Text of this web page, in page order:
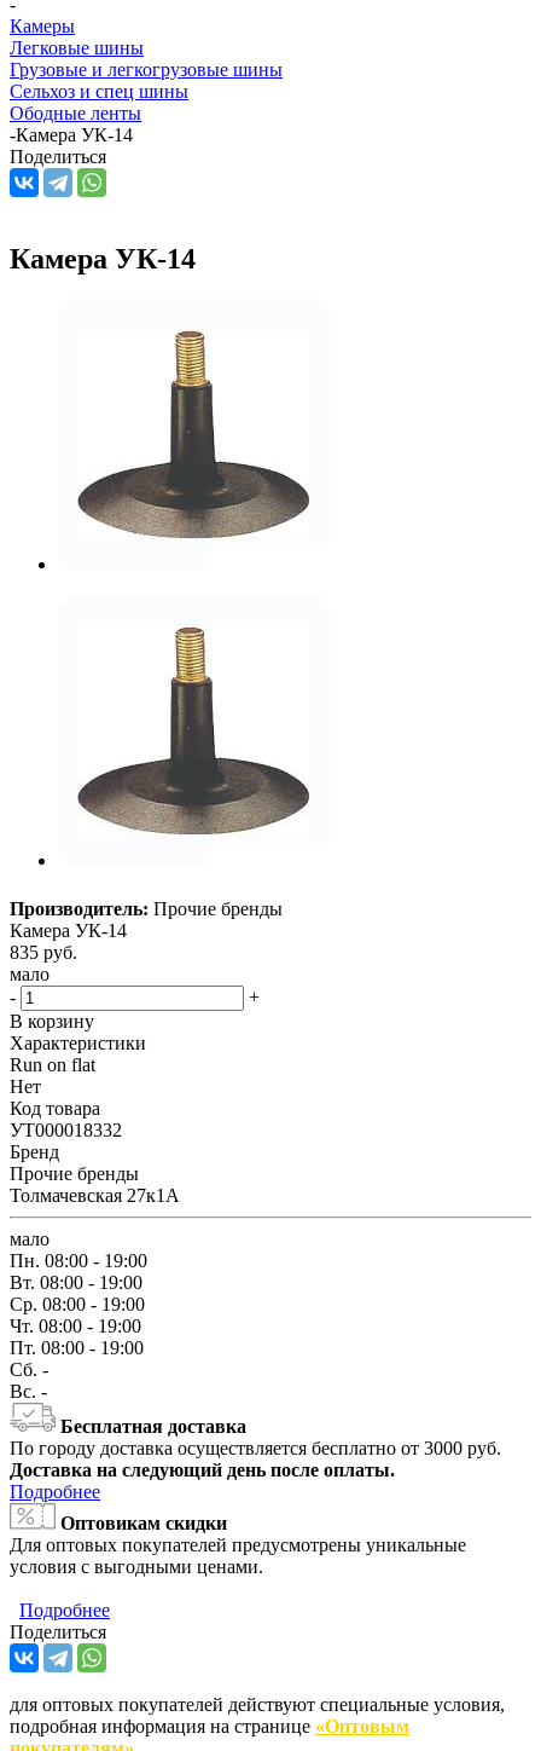
Камеры
Легковые шины
Грузовые и легкогрузовые шины
Сельхоз и спец шины
Ободные ленты
-Камера УК-14
Поделиться
Камера УК-14
Производитель: Прочие бренды
Камера УК-14
835 руб.
мало
-
+
В корзину
Характеристики
Run on flat
Нет
Код товара
УТ000018332
Бренд
Прочие бренды
Толмачевская 27к1А
мало
Пн. 08:00 - 19:00
Вт. 08:00 - 19:00
Ср. 08:00 - 19:00
Чт. 08:00 - 19:00
Пт. 08:00 - 19:00
Сб. -
Вс. -
Бесплатная доставка
По городу доставка осуществляется бесплатно от 3000 руб.
Доставка на следующий день после оплаты.
Подробнее
Оптовикам скидки
Для оптовых покупателей предусмотрены уникальные
условия с выгодными ценами.
Подробнее
Поделиться
для оптовых покупателей действуют специальные условия,
подробная информация на странице «Оптовым